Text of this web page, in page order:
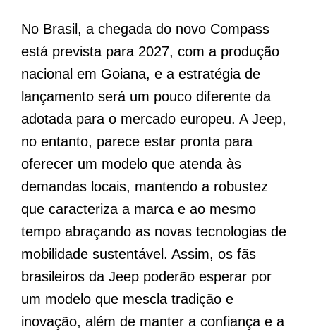
No Brasil, a chegada do novo Compass
está prevista para 2027, com a produção
nacional em Goiana, e a estratégia de
lançamento será um pouco diferente da
adotada para o mercado europeu. A Jeep,
no entanto, parece estar pronta para
oferecer um modelo que atenda às
demandas locais, mantendo a robustez
que caracteriza a marca e ao mesmo
tempo abraçando as novas tecnologias de
mobilidade sustentável. Assim, os fãs
brasileiros da Jeep poderão esperar por
um modelo que mescla tradição e
inovação, além de manter a confiança e a